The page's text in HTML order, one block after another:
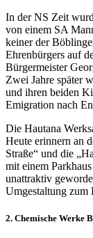
In der NS Zeit
von einem SA
keiner der
Ehrenbürgers auf
Bürgermeister
Zwei Jahre später
und ihren beiden
Emigration nach
Die Hautana
Heute erinnern an
Straße“ und die
mit einem
unattraktiv
Umgestaltung zum
2. Chemische Werke